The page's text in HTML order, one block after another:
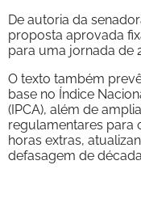
De autoria da
proposta aprovada
para uma jornada de
O texto também
base no Índice
(IPCA), além de
regulamentares para
horas extras,
defasagem de